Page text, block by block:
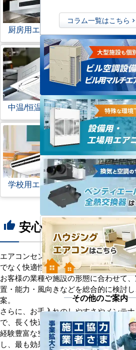
厨房用エアコン 寒
中温/恒温用エアコン 農
学校用エアコン
thumb_up 安心の8つのポイン
エアコンセンターACは、「格安＋α」
でなく快適性と機能性にもこだわって
お客様の業種や施設の形態に合わせて
置・能力・風向きなどを総合的に検討
案。
さらに、お手入れのしやすさやメンテ
で、長く快適にご使用いただけるようサ
経験豊富な空調技術者が現場の状況や
し、最も効果的で効率的なプランをお届
コラム一覧はこちら
その他のご案内